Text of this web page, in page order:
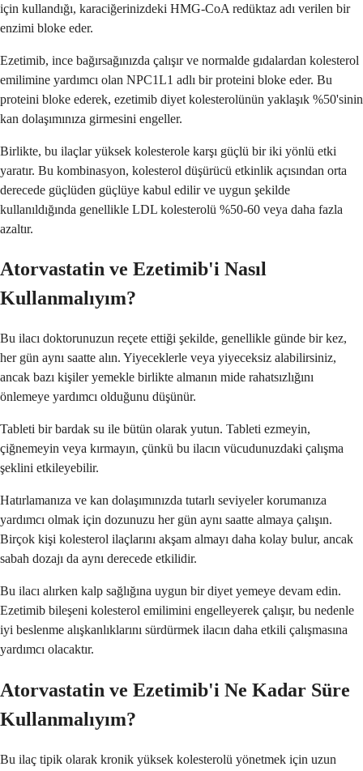
için kullandığı, karaciğerinizdeki HMG-CoA redüktaz adı verilen bir
enzimi bloke eder.
Ezetimib, ince bağırsağınızda çalışır ve normalde gıdalardan kolesterol
emilimine yardımcı olan NPC1L1 adlı bir proteini bloke eder. Bu
proteini bloke ederek, ezetimib diyet kolesterolünün yaklaşık %50'sinin
kan dolaşımınıza girmesini engeller.
Birlikte, bu ilaçlar yüksek kolesterole karşı güçlü bir iki yönlü etki
yaratır. Bu kombinasyon, kolesterol düşürücü etkinlik açısından orta
derecede güçlüden güçlüye kabul edilir ve uygun şekilde
kullanıldığında genellikle LDL kolesterolü %50-60 veya daha fazla
azaltır.
Atorvastatin ve Ezetimib'i Nasıl
Kullanmalıyım?
Bu ilacı doktorunuzun reçete ettiği şekilde, genellikle günde bir kez,
her gün aynı saatte alın. Yiyeceklerle veya yiyeceksiz alabilirsiniz,
ancak bazı kişiler yemekle birlikte almanın mide rahatsızlığını
önlemeye yardımcı olduğunu düşünür.
Tableti bir bardak su ile bütün olarak yutun. Tableti ezmeyin,
çiğnemeyin veya kırmayın, çünkü bu ilacın vücudunuzdaki çalışma
şeklini etkileyebilir.
Hatırlamanıza ve kan dolaşımınızda tutarlı seviyeler korumanıza
yardımcı olmak için dozunuzu her gün aynı saatte almaya çalışın.
Birçok kişi kolesterol ilaçlarını akşam almayı daha kolay bulur, ancak
sabah dozajı da aynı derecede etkilidir.
Bu ilacı alırken kalp sağlığına uygun bir diyet yemeye devam edin.
Ezetimib bileşeni kolesterol emilimini engelleyerek çalışır, bu nedenle
iyi beslenme alışkanlıklarını sürdürmek ilacın daha etkili çalışmasına
yardımcı olacaktır.
Atorvastatin ve Ezetimib'i Ne Kadar Süre
Kullanmalıyım?
Bu ilaç tipik olarak kronik yüksek kolesterolü yönetmek için uzun